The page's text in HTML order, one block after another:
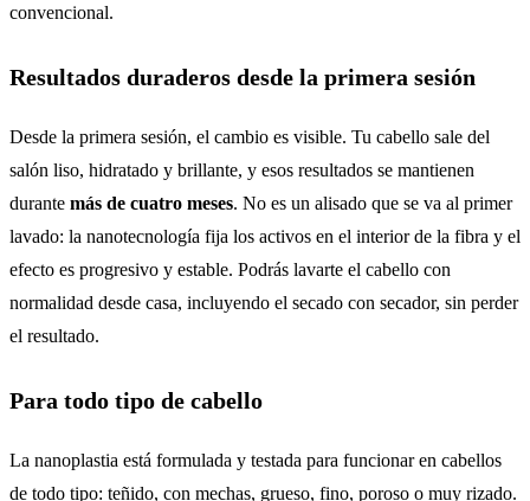
convencional.
Resultados duraderos desde la primera sesión
Desde la primera sesión, el cambio es visible. Tu cabello sale del
salón liso, hidratado y brillante, y esos resultados se mantienen
durante más de cuatro meses. No es un alisado que se va al primer
lavado: la nanotecnología fija los activos en el interior de la fibra y el
efecto es progresivo y estable. Podrás lavarte el cabello con
normalidad desde casa, incluyendo el secado con secador, sin perder
el resultado.
Para todo tipo de cabello
La nanoplastia está formulada y testada para funcionar en cabellos
de todo tipo: teñido, con mechas, grueso, fino, poroso o muy rizado.